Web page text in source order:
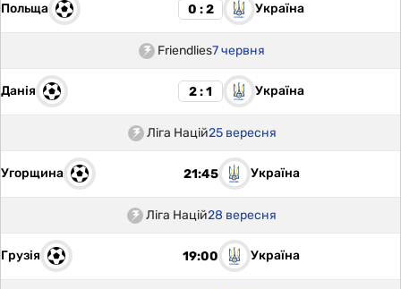
Польща 0 : 2 Україна
Friendlies7 червня
Данія 2 : 1 Україна
Ліга Націй25 вересня
Угорщина 21:45 Україна
Ліга Націй28 вересня
Грузія 19:00 Україна